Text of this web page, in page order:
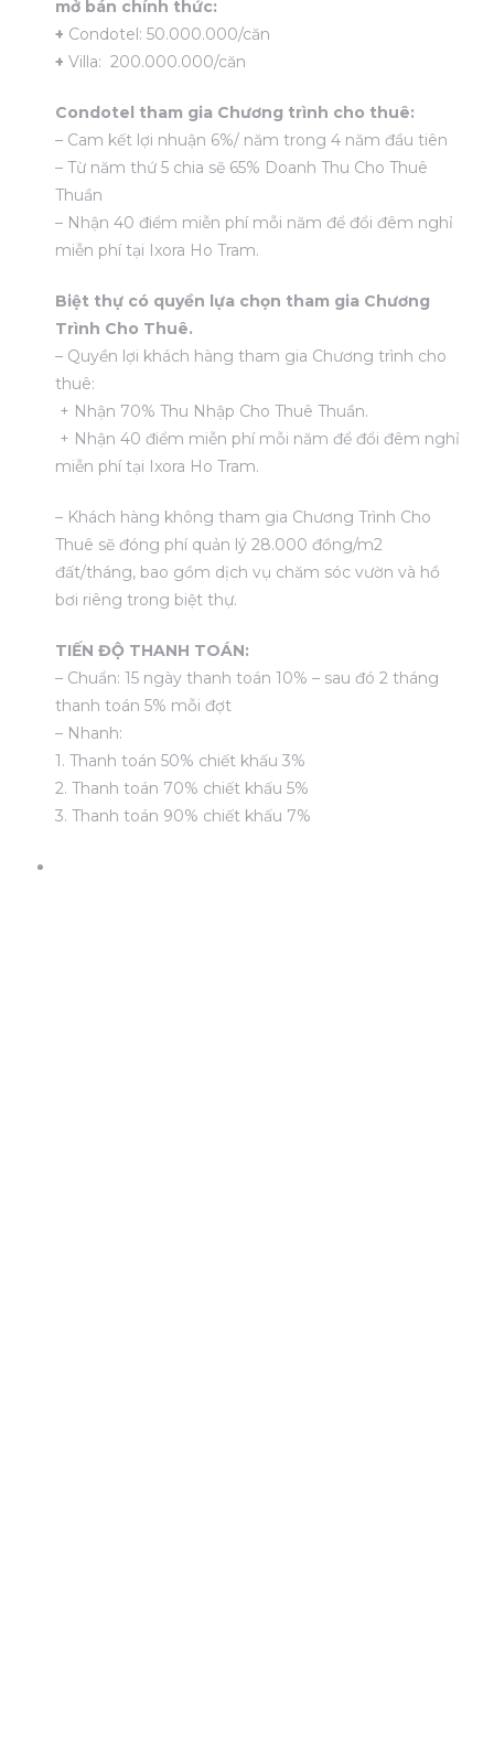
mở bán chính thức:
+ Condotel: 50.000.000/căn
+ Villa: 200.000.000/căn
Condotel tham gia Chương trình cho thuê:
– Cam kết lợi nhuận 6%/ năm trong 4 năm đầu tiên
– Từ năm thứ 5 chia sẽ 65% Doanh Thu Cho Thuê
Thuần
– Nhận 40 điểm miễn phí mỗi năm để đổi đêm nghỉ
miễn phí tại Ixora Ho Tram.
Biệt thự có quyền lựa chọn tham gia Chương
Trình Cho Thuê.
– Quyền lợi khách hàng tham gia Chương trình cho
thuê:
+ Nhận 70% Thu Nhập Cho Thuê Thuần.
+ Nhận 40 điểm miễn phí mỗi năm để đổi đêm nghỉ
miễn phí tại Ixora Ho Tram.
– Khách hàng không tham gia Chương Trình Cho
Thuê sẽ đóng phí quản lý 28.000 đồng/m2
đất/tháng, bao gồm dịch vụ chăm sóc vườn và hồ
bơi riêng trong biệt thự.
TIẾN ĐỘ THANH TOÁN:
– Chuẩn: 15 ngày thanh toán 10% – sau đó 2 tháng
thanh toán 5% mỗi đợt
– Nhanh:
1. Thanh toán 50% chiết khấu 3%
2. Thanh toán 70% chiết khấu 5%
3. Thanh toán 90% chiết khấu 7%